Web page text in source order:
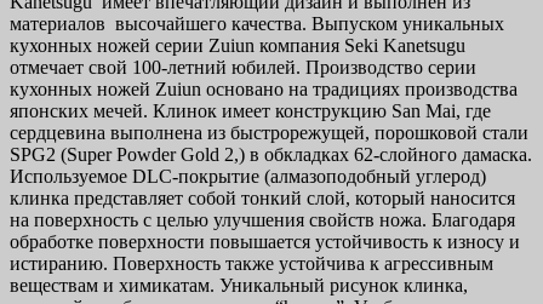
материалов высочайшего качества. Выпуском уникальных
кухонных ножей серии Zuiun компания Seki Kanetsugu
отмечает свой 100-летний юбилей. Производство серии
кухонных ножей Zuiun основано на традициях производства
японских мечей. Клинок имеет конструкцию San Mai, где
сердцевина выполнена из быстрорежущей, порошковой стали
SPG2 (Super Powder Gold 2,) в обкладках 62-слойного дамаска.
Используемое DLC-покрытие (алмазоподобный углерод)
клинка представляет собой тонкий слой, который наносится
на поверхность с целью улучшения свойств ножа. Благодаря
обработке поверхности повышается устойчивость к износу и
истиранию. Поверхность также устойчива к агрессивным
веществам и химикатам. Уникальный рисунок клинка,